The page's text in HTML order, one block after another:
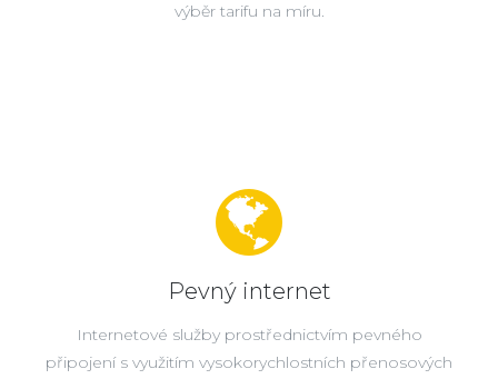
výběr tarifu na míru.
Pevný internet
Internetové služby prostřednictvím pevného
připojení s využitím vysokorychlostních přenosových